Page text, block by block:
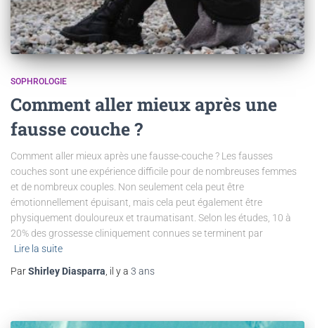
SOPHROLOGIE
Comment aller mieux après une
fausse couche ?
Comment aller mieux après une fausse-couche ? Les fausses
couches sont une expérience difficile pour de nombreuses femmes
et de nombreux couples. Non seulement cela peut être
émotionnellement épuisant, mais cela peut également être
physiquement douloureux et traumatisant. Selon les études, 10 à
20% des grossesse cliniquement connues se terminent par
Lire la suite
ParShirley Diasparra , il y a 3 ans